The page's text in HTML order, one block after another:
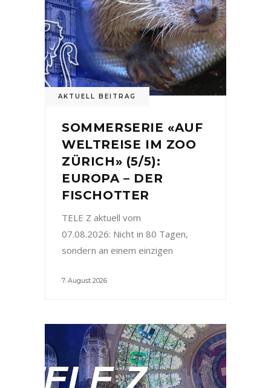
AKTUELL BEITRAG
SOMMERSERIE «AUF
WELTREISE IM ZOO
ZÜRICH» (5/5):
EUROPA – DER
FISCHOTTER
TELE Z aktuell vom
07.08.2026: Nicht in 80 Tagen,
sondern an einem einzigen
7. August 2026